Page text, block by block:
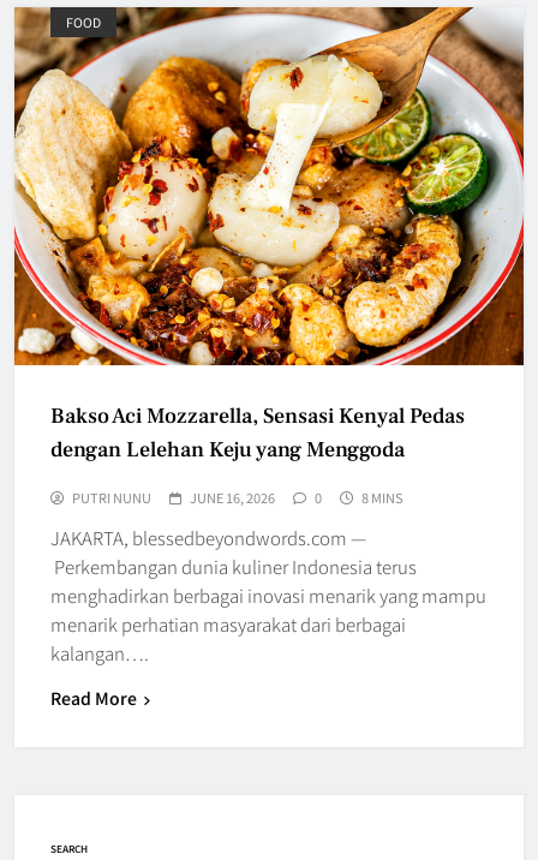
FOOD
Bakso Aci Mozzarella, Sensasi Kenyal Pedas
dengan Lelehan Keju yang Menggoda
PUTRI NUNU JUNE 16, 2026 0 8 MINS
JAKARTA, blessedbeyondwords.com —
Perkembangan dunia kuliner Indonesia terus
menghadirkan berbagai inovasi menarik yang mampu
menarik perhatian masyarakat dari berbagai
kalangan….
Read More
SEARCH